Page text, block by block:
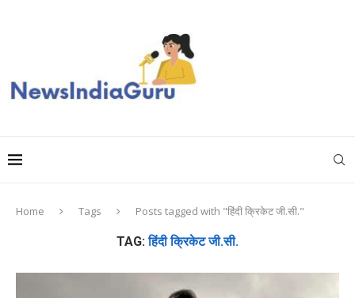
Home Tags Posts tagged with "हिंदी क्रिकेट जी.सी."
TAG:हिंदी क्रिकेट जी.सी.